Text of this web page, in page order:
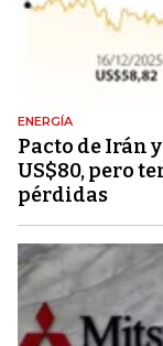
ENERGÍA
Pacto de Irán
US$80, pero
pérdidas